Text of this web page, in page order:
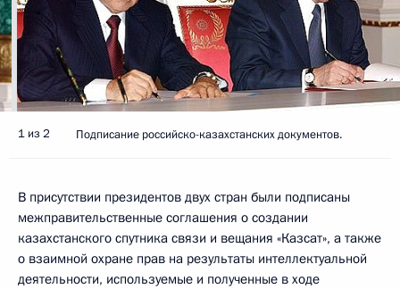
1 из 2 Подписание российско-казахстанских документов.
В присутствии президентов двух стран были подписаны
межправительственные соглашения о создании
казахстанского спутника связи и вещания «Казсат», а также
о взаимной охране прав на результаты интеллектуальной
деятельности, используемые и полученные в ходе